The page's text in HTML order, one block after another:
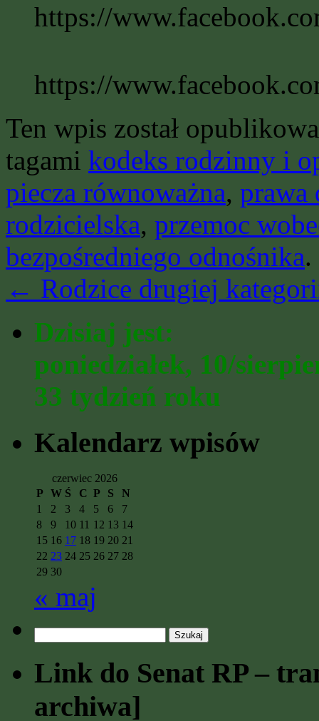
https://
https://
Ten wpis został
tagami kodeks rodzinny i
piecza równoważna, prawa
rodzicielska, przemoc
bezpośredniego odnośnika.
← Rodzice drugiej
Dzisiaj jest:
poniedziałek, 10/
33 tydzień roku
Kalendarz wpisów
czerwiec 2026
P W Ś C P S
N
1
2 3 4 5 6
7
8
9 10 11 12 13 14
15 16 17 18 19 20 21
22 23 24 25 26 27 28
29 30
« maj
Link do Senat RP –
archiwa]